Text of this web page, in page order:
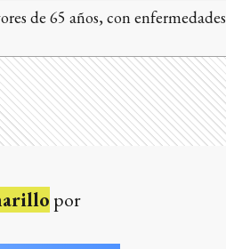
de 65 años, con enfermedades
por